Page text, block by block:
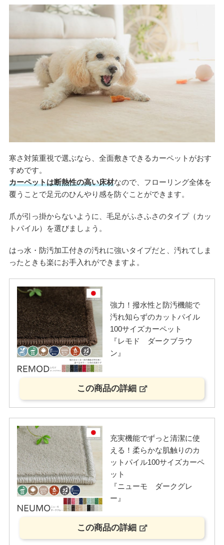
寒さ対策重視で選ぶなら、全面敷きできるカーペットがおす
すめです。
カーペットは断熱性の高い床材なので、フローリング全体を
覆うことで足元のひんやり感を防ぐことができます。
爪が引っ掛からないように、毛足がふさふさのタイプ（カッ
トパイル）を選びましょう。
はっ水・防汚加工付きの汚れに強いタイプだと、汚れてしま
ったときも楽にお手入れができますよ。
強力！撥水性と防汚機能で
汚れ知らずのカットパイル
100サイズカーペット
『レモド ダークブラウ
ン』
この商品の詳細
充実機能でずっと清潔に使
える！柔らかな肌触りのカ
ットパイル100サイズカーペ
ット
『ニューモ ダークグレ
ー』
この商品の詳細